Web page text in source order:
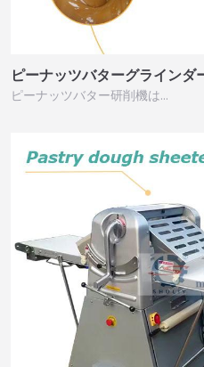
ピーナッツバターグラインダ
ピーナッツバター研削機は…